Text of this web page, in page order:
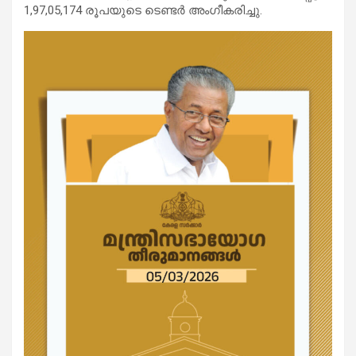
1,97,05,174 രൂപയുടെ ടെണ്ടര്‍ അംഗീകരിച്ചു.